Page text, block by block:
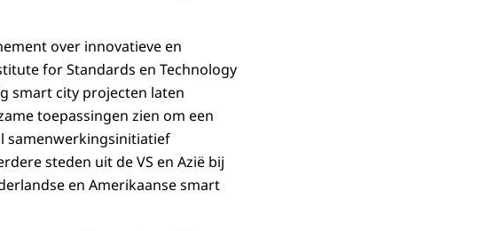
over innovatieve en
for Standards en Technology
smart city projecten laten
toepassingen zien om een
samenwerkingsinitiatief
steden uit de VS en Azië bij
en Amerikaanse smart